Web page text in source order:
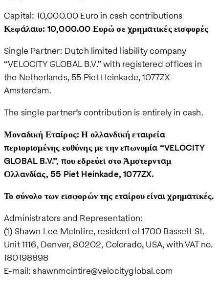
Capital: 10,000.00 Euro in cash contributions
Κεφάλαιο: 10,000.00 Ευρώ σε χρηματικές εισφορές
Single Partner: Dutch limited liability company
“VELOCITY GLOBAL B.V.” with registered offices in
the Netherlands, 55 Piet Heinkade, 1077ZX
Amsterdam.
The single partner’s contribution is entirely in cash.
Μοναδική Εταίρος: Η ολλανδική εταιρεία
περιορισμένης ευθύνης με την επωνυμία “VELOCITY
GLOBAL B.V.”, που εδρεύει στο Άμστερνταμ
Ολλανδίας, 55 Piet Heinkade, 1077ZX.
Το σύνολο των εισφορών της εταίρου είναι χρηματικές.
Administrators and Representation:
(1) Shawn Lee McIntire, resident of 1700 Bassett St.
Unit 1116, Denver, 80202, Colorado, USA, with VAT no.
180198898
E-mail: shawnmcintire@velocityglobal.com